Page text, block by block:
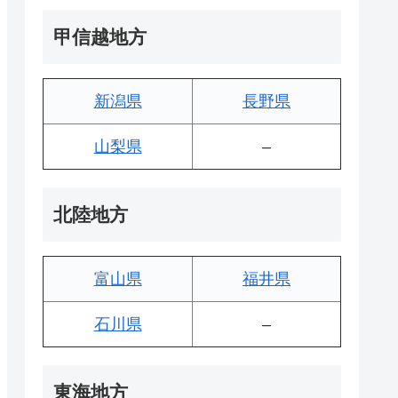
甲信越地方
新潟県 長野県
山梨県 –
北陸地方
富山県 福井県
石川県 –
東海地方